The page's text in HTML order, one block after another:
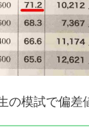
の模試で偏差